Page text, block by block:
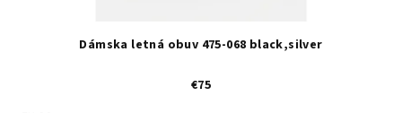
Dámska letná obuv 475-068 black,silver
€75